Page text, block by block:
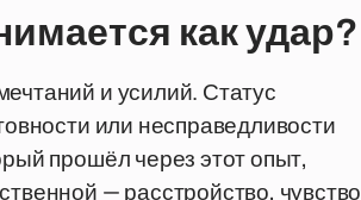
как удар?
и усилий. Статус
или несправедливости
прошёл через этот опыт,
— расстройство, чувство